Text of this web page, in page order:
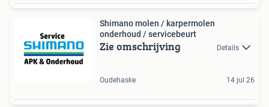
Shimano molen / karpermolen
onderhoud / servicebeurt
Zie omschrijving Details
Oudehaske 14 jul 26